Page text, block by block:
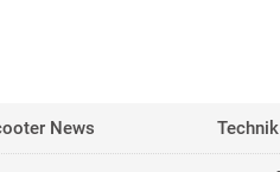
News Technik